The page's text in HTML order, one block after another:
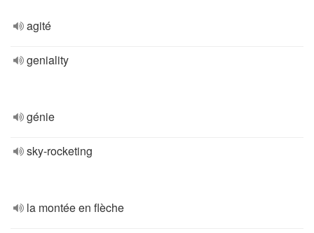
agité
geniality
génie
sky-rocketing
la montée en flèche